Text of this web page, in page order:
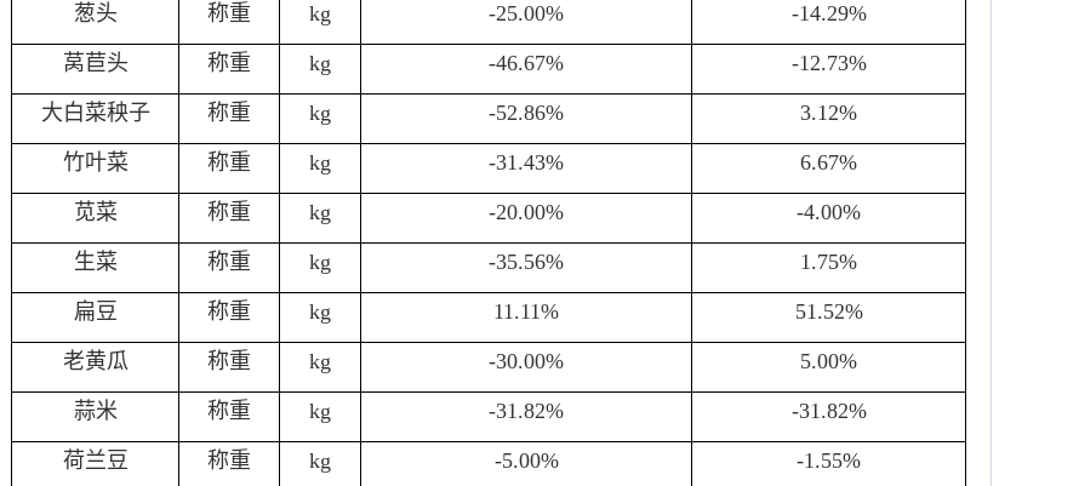
葱头 称重 kg -25.00% -14.29%
莴苣头 称重 kg -46.67% -12.73%
大白菜秧子 称重 kg -52.86% 3.12%
竹叶菜 称重 kg -31.43% 6.67%
苋菜 称重 kg -20.00% -4.00%
生菜 称重 kg -35.56% 1.75%
扁豆 称重 kg 11.11% 51.52%
老黄瓜 称重 kg -30.00% 5.00%
蒜米 称重 kg -31.82% -31.82%
荷兰豆 称重 kg -5.00% -1.55%